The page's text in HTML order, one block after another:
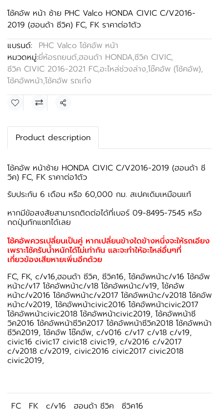
โช้คอัพ หน้า ซ้าย PHC Valco HONDA CIVIC C/V2016-
2019 (ฮอนด้า ซีวิค) FC, FK ราคาต่อ1ตัว
แบรนด์:
PHC Valco โช้คอัพ หน้า
หมวดหมู่:ยี่ห้อรถยนต์,ฮอนด้า HONDA,ซีวิค CIVIC,
ซีวิค CIVIC 2016-2021 FC,อะไหล่ช่วงล่าง,โช๊คอัพ (โช้คอัพ),
โช้คอัพหน้า,โช้คอัพ รถเก๋ง
แชร์
Product description
โช้คอัพ หน้าซ้าย HONDA CIVIC C/V2016-2019 (ฮอนด้า ซี
วิค) FC, FK ราคาต่อ1ตัว
รับประกัน 6 เดือน หรือ 60,000 กม. สเปคเดิมเหมือนแท้
หากมีข้อสงสัยสามารถติดต่อได้ที่เบอร์ 09-8495-7545 หรือ
กดปุ่มทักแชทได้เลย
โช้คอัพควรเปลี่ยนเป็นคู่ หากเปลี่ยนข้างใดข้างหนึ่งจะให้รถเอียง
เพราะโช้ครับน้ำหนักได้ไม่เท่ากัน และจะทำให้อะไหล่อื่นๆที่
เกี่ยวข้องเสียหายเพิ่มอีกด้วย
FC, FK, c/v16,ฮอนด้า ซีวิค, ซีวิค16, โช้คอัพหน้าc/v16 โช้คอัพ
หน้าc/v17 โช้คอัพหน้าc/v18 โช้คอัพหน้าc/v19, โช้คอัพ
หน้าc/v2016 โช้คอัพหน้าc/v2017 โช้คอัพหน้าc/v2018 โช้คอัพ
หน้าc/v2019, โช้คอัพหน้าcivic2016 โช้คอัพหน้าcivic2017
โช้คอัพหน้าcivic2018 โช้คอัพหน้าcivic2019, โช้คอัพหน้าซี
วิค2016 โช้คอัพหน้าซีวิค2017 โช้คอัพหน้าซีวิค2018 โช้คอัพหน้า
ซีวิค2019, โช้คอัพ โช๊คอัพ, c/v016 c/v17 c/v18 c/v19,
civic16 civic17 civic18 civic19, c/v2016 c/v2017
c/v2018 c/v2019, civic2016 civic2017 civic2018
civic2019,
FC FK c/v16 ฮอนด้า ซีวิค
ซีวิค16